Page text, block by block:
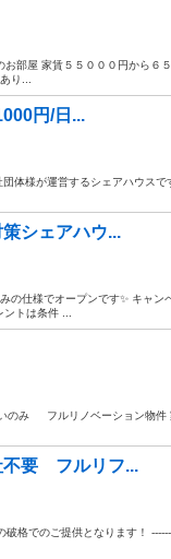
部屋 家賃５５０００円から６
り...
円/日...
様が運営するシェアハウスで
シェアハウ...
の仕様でオープンです✨ キャン
トは条件 ...
いのみ フルリノベーション物件
不要 フルリフ...
格でのご提供となります！